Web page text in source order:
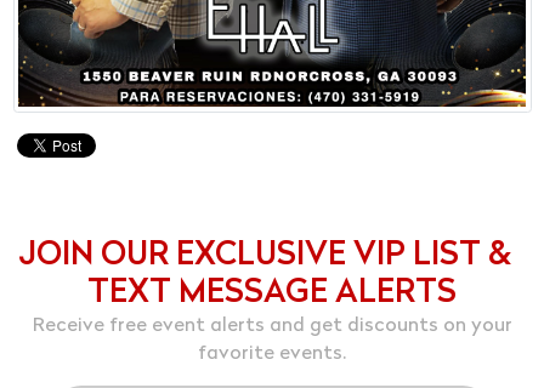
JOIN OUR EXCLUSIVE VIP LIST &
TEXT MESSAGE ALERTS
Receive free event alerts and get discounts on your
favorite events.